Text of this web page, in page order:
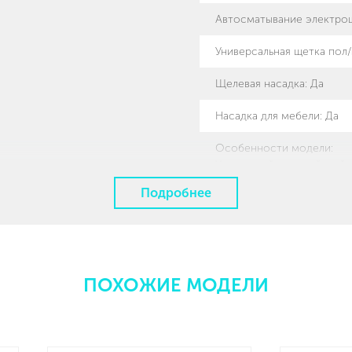
Автосматывание
Универсальная щетка
Щелевая насадка: Да
Насадка для мебели: Да
Особенности модели:
Мощность всасывания 350
Подробнее
ПОХОЖИЕ МОДЕЛИ